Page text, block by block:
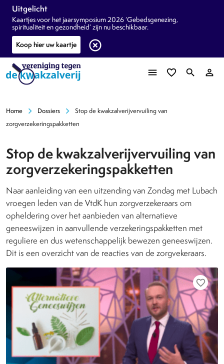
Uitgelicht
Kaartjes voor het jaarsymposium 2026 ‘Gebedsgenezing,
spiritualiteit en gezondheid’ zijn nu beschikbaar.
Koop hier uw kaartje
highlight_off
menu favorite_border search person_outline
Home chevron_right Dossiers chevron_right
Stop de kwakzalverijvervuiling van
zorgverzekeringspakketten
Stop de kwakzalverijvervuiling van
zorgverzekeringspakketten
Naar aanleiding van een uitzending van Zondag met Lubach
vroegen leden van de VtdK hun zorgverzekeraars om
opheldering over het aanbieden van alternatieve
geneeswijzen in aanvullende verzekeringspakketten met
reguliere en dus wetenschappelijk bewezen geneeswijzen.
Dit is een overzicht van de reacties van de zorgvekeraars.
favorite_border